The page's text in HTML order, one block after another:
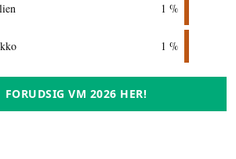
1 %
1 %
FORUDSIG VM 2026 HER!